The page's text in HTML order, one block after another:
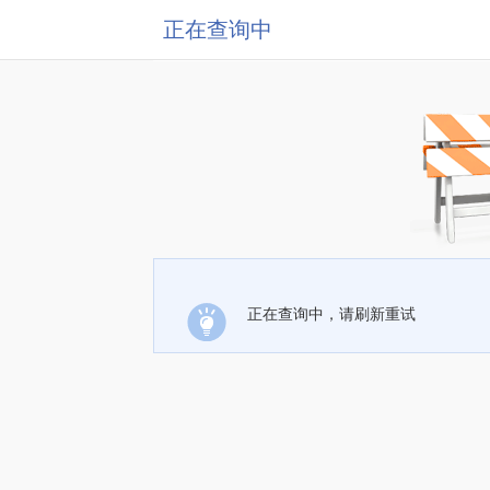
正在查询中
正在查询中，请刷新重试